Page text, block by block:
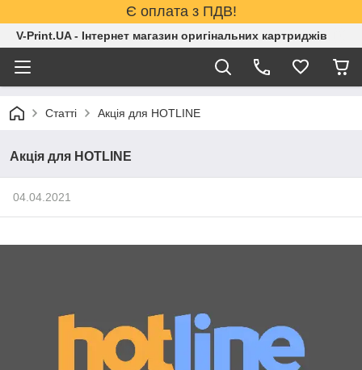
Є оплата з ПДВ!
V-Print.UA - Інтернет магазин оригінальних картриджів
Статті Акція для HOTLINE
Акція для HOTLINE
04.04.2021